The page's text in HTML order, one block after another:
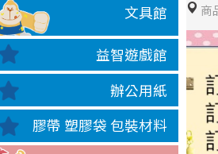
文具館
益智遊戲館
辦公用紙
膠帶 塑膠袋 包裝材料
商